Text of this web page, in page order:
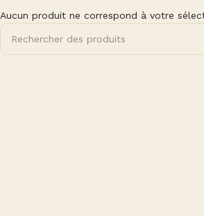
Aucun produit ne correspond à votre